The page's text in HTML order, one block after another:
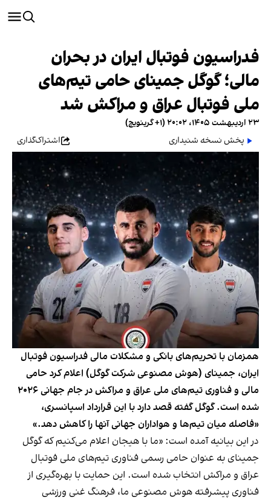
فدراسیون فوتبال ایران در بحران
مالی؛ گوگل جمینای حامی تیم‌های
ملی فوتبال عراق و مراکش شد
۲۳ اردیبهشت ۱۴۰۵، ۲۰:۰۲ (‎+۱ گرینویچ)
پخش نسخه شنیداری
اشتراک‌گذاری
همزمان با تحریم‌های بانکی و مشکلات مالی فدراسیون فوتبال
ایران، جمینای (هوش مصنوعی شرکت گوگل) اعلام کرد حامی
مالی و فناوری تیم‌های ملی عراق و مراکش در جام جهانی ٢٠٢۶
شده است. گوگل گفته قصد دارد با این قرارداد اسپانسری،
«فاصله میان تیم‌ها و هواداران جهانی آنها را کاهش دهد.»
در این بیانیه آمده است: «ما با هیجان اعلام می‌کنیم که گوگل
جمینای به عنوان حامی رسمی فناوری تیم‌های ملی فوتبال
عراق و مراکش انتخاب شده است. این حمایت با بهره‌گیری از
فناوری پیشرفته هوش مصنوعی ما، فرهنگ غنی ورزشی